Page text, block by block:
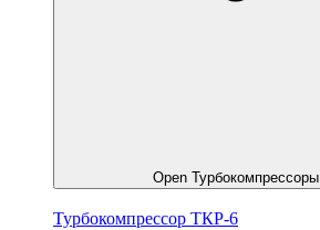
Open Турбокомпрессоры
Турбокомпрессор ТКР-6